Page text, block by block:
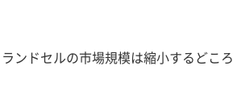
ンドセルの市場規模は縮小するどころ